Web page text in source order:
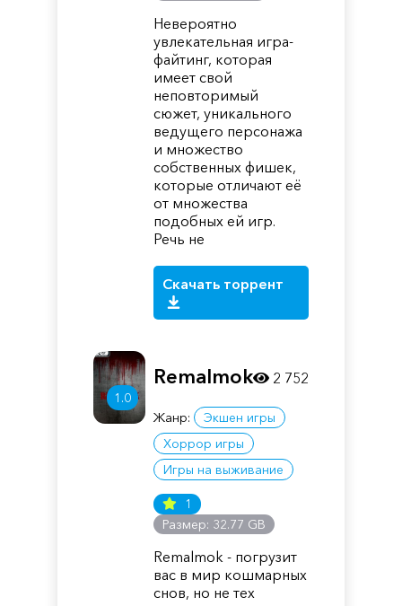
Невероятно
увлекательная игра-
файтинг, которая
имеет свой
неповторимый
сюжет, уникального
ведущего персонажа
и множество
собственных фишек,
которые отличают её
от множества
подобных ей игр.
Речь не
Скачать торрент
1.0
Remalmok
Жанр:
Экшен игры
Хоррор игры
Игры на выживание
1
Размер: 32.77 GB
Remalmok - погрузит
вас в мир кошмарных
снов, но не тех
2 752